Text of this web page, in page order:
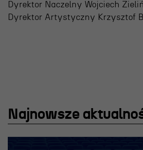
Wydarzenia
Dyrektor Naczelny Wojciech
Dyrektor Artystyczny Krzysztof
Najnowsze